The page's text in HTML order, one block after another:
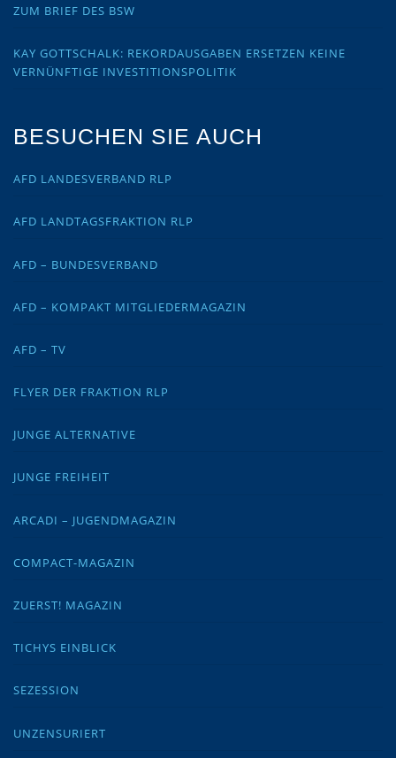
ZUM BRIEF DES BSW
KAY GOTTSCHALK: REKORDAUSGABEN ERSETZEN KEINE
VERNÜNFTIGE INVESTITIONSPOLITIK
BESUCHEN SIE AUCH
AFD LANDESVERBAND RLP
AFD LANDTAGSFRAKTION RLP
AFD – BUNDESVERBAND
AFD – KOMPAKT MITGLIEDERMAGAZIN
AFD – TV
FLYER DER FRAKTION RLP
JUNGE ALTERNATIVE
JUNGE FREIHEIT
ARCADI – JUGENDMAGAZIN
COMPACT-MAGAZIN
ZUERST! MAGAZIN
TICHYS EINBLICK
SEZESSION
UNZENSURIERT